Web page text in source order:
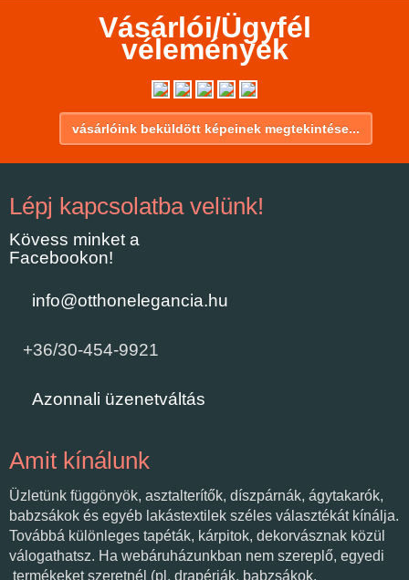
Vásárlói/Ügyfél
vélemények
vásárlóink beküldött képeinek megtekintése...
Lépj kapcsolatba velünk!
Kövess minket a
Facebookon!
info@otthonelegancia.hu
+36/30-454-9921
Azonnali üzenetváltás
Amit kínálunk
Üzletünk függönyök, asztalterítők, díszpárnák, ágytakarók,
babzsákok és egyéb lakástextilek széles választékát kínálja.
Továbbá különleges tapéták, kárpitok, dekorvásznak közül
válogathatsz. Ha webáruházunkban nem szereplő, egyedi
termékeket szeretnél (pl. drapériák, babzsákok,